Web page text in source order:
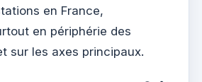
en France,
en périphérie des
sur les axes principaux.